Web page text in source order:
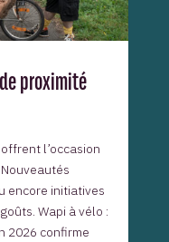
proximité
l’occasion
encore initiatives
Wapi à vélo :
2026 confirme